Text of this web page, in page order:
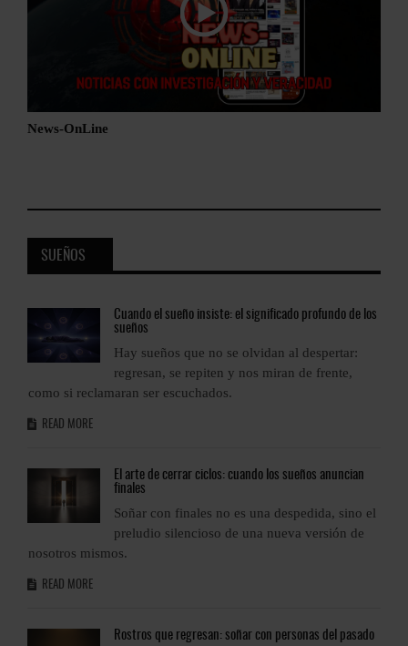
News-OnLine
SUEÑOS
Cuando el sueño insiste: el significado profundo de los
sueños
Hay sueños que no se olvidan al despertar:
regresan, se repiten y nos miran de frente,
como si reclamaran ser escuchados.
READ MORE
El arte de cerrar ciclos: cuando los sueños anuncian
finales
Soñar con finales no es una despedida, sino el
preludio silencioso de una nueva versión de
nosotros mismos.
READ MORE
Rostros que regresan: soñar con personas del pasado